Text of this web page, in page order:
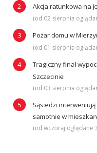
Akcja ratunkowa na
(od 02 sierpnia
Pożar domu w
(od 01 sierpnia
Tragiczny finał
Szczecinie
(od 03 sierpnia
Sąsiedzi
samotnie w
(od wczoraj oglądane